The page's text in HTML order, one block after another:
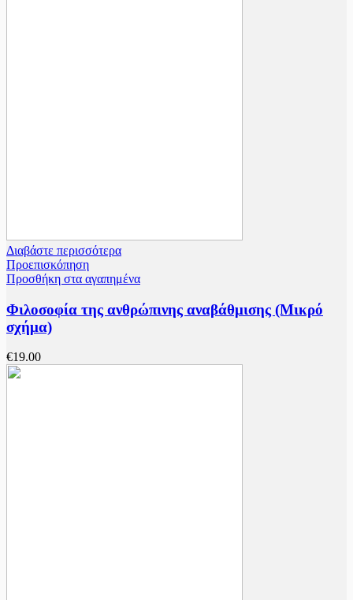
Διαβάστε περισσότερα
Προεπισκόπηση
Προσθήκη στα αγαπημένα
Φιλοσοφία της ανθρώπινης αναβάθμισης (Μικρό
σχήμα)
€19.00